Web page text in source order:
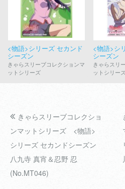
<物語>シリーズ セカンド
シーズン
きゃらスリーブコレクションマ
ットシリーズ
<物語>シ
シーズン
きゃらスリ
ットシリー
きゃらスリーブコレクショ
ンマットシリーズ <物語>
シリーズ セカンドシーズン
八九寺 真宵＆忍野 忍
(No.MT046)